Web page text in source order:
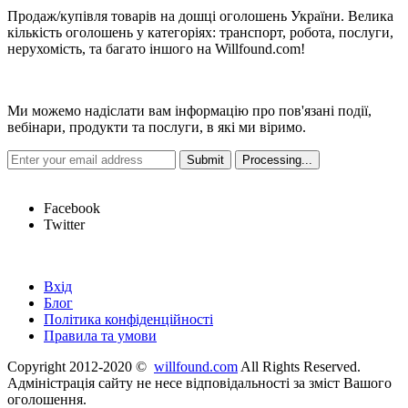
Продаж/купівля товарів на дошці оголошень України. Велика
кількість оголошень у категоріях: транспорт, робота, послуги,
нерухомість, та багато іншого на Willfound.com!
Ми можемо надіслати вам інформацію про пов'язані події,
вебінари, продукти та послуги, в які ми віримо.
Facebook
Twitter
Вхід
Блог
Політика конфіденційності
Правила та умови
Copyright 2012-2020 © willfound.com All Rights Reserved.
Адміністрація сайту не несе відповідальності за зміст Вашого
оголошення.